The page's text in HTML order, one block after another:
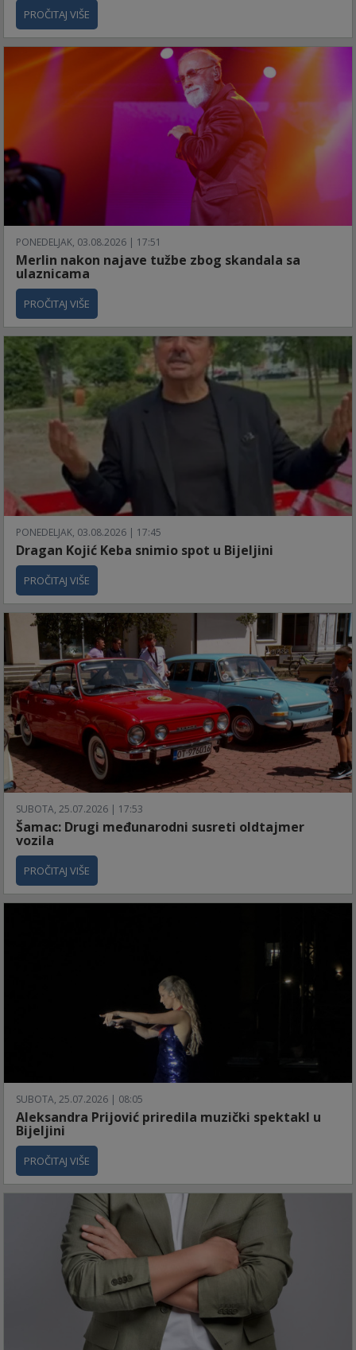
PROČITAJ VIŠE
PONEDELJAK, 03.08.2026 | 17:51
Merlin nakon najave tužbe zbog skandala sa
ulaznicama
PROČITAJ VIŠE
PONEDELJAK, 03.08.2026 | 17:45
Dragan Kojić Keba snimio spot u Bijeljini
PROČITAJ VIŠE
SUBOTA, 25.07.2026 | 17:53
Šamac: Drugi međunarodni susreti oldtajmer
vozila
PROČITAJ VIŠE
SUBOTA, 25.07.2026 | 08:05
Aleksandra Prijović priredila muzički spektakl u
Bijeljini
PROČITAJ VIŠE